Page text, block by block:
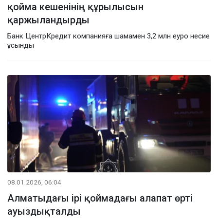
қойма кешенінің құрылысын
қаржыландырды
Банк ЦентрКредит компанияға шамамен 3,2 млн еуро несие
ұсынды
08.01.2026, 06:04
Алматыдағы ірі қоймадағы алапат өрті
ауыздықталды